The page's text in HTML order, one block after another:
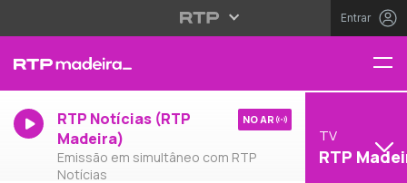
Entrar
RTP Notícias (RTP
Madeira)
Emissão em simultâneo com RTP
Notícias
NO AR
TV
RTP